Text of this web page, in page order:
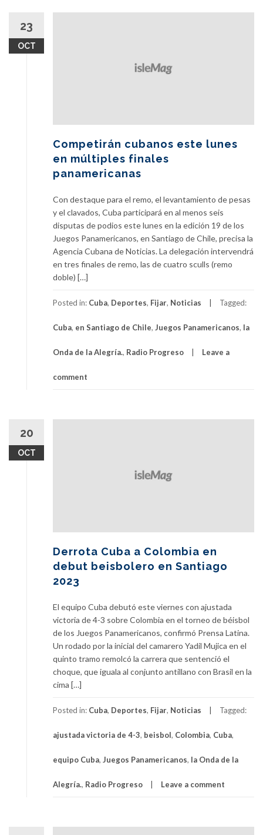
23
OCT
Competirán cubanos este lunes
en múltiples finales
panamericanas
Con destaque para el remo, el levantamiento de pesas
y el clavados, Cuba participará en al menos seis
disputas de podios este lunes en la edición 19 de los
Juegos Panamericanos, en Santiago de Chile, precisa la
Agencia Cubana de Noticias. La delegación intervendrá
en tres finales de remo, las de cuatro sculls (remo
doble) […]
Posted in: Cuba, Deportes, Fijar, Noticias Tagged:
Cuba, en Santiago de Chile, Juegos Panamericanos, la
Onda de la Alegría., Radio Progreso Leave a
comment
20
OCT
Derrota Cuba a Colombia en
debut beisbolero en Santiago
2023
El equipo Cuba debutó este viernes con ajustada
victoria de 4-3 sobre Colombia en el torneo de béisbol
de los Juegos Panamericanos, confirmó Prensa Latina.
Un rodado por la inicial del camarero Yadil Mujica en el
quinto tramo remolcó la carrera que sentenció el
choque, que iguala al conjunto antillano con Brasil en la
cima […]
Posted in: Cuba, Deportes, Fijar, Noticias Tagged:
ajustada victoria de 4-3, beisbol, Colombia, Cuba,
equipo Cuba, Juegos Panamericanos, la Onda de la
Alegría., Radio Progreso Leave a comment